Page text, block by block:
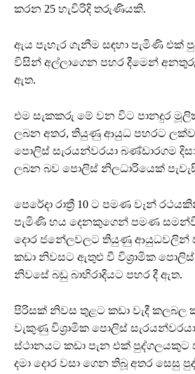
කරන 25 හැවිරිදි තරුණියකි.
ඇය පැහැර ගැනීම සඳහා පැමිණි එක්
විසින් අල්ලාගෙන පහර දීමෙන්
ඇත.
එම සැකකරු මේ වන විට පානදුර
ලබන අතර, තියුණු ආයුධ පහරට ලක්ව
පොලිස් සැරයන්වරයා බණ්ඩාරගම
ලබන බව පොලිස් නිලධාරියෙක්
පෙරේදා රාත්‍රී 10 ට පමණ වෑන්
පැමිණි හය දෙනකුගෙන් පමණ
දොර ජනේලවලට තියුණු ආයුධවලින්
කඩා නිවසට ඇතුළු වී විශ්‍රාමික
නිවසේ බඩු බාහිරාදියට පහර දී ඇත.
පිරිසක් නිවස තුළට කඩා වැදී
වැකුණු විශ්‍රාමික පොලිස්
ස්ථානයට කඩා පැන එක් පුද්ගලයකුට
දමා දොර වසා ගෙන තිබූ අතර සෙසු